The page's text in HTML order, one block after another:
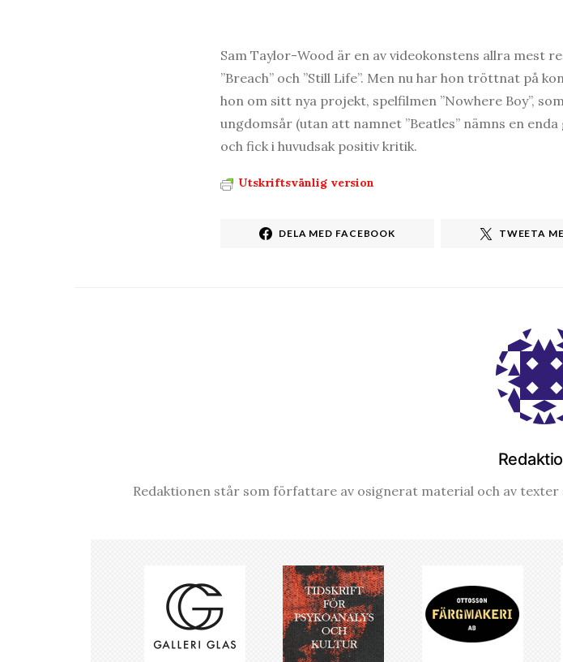
Sam Taylor-Wood är en av videokonstens allra mest
”Breach” och ”Still Life”. Men nu har hon tröttnat på
hon om sitt nya projekt, spelfilmen ”Nowhere Boy”,
ungdomsår (utan att namnet ”Beatles” nämns en
och fick i huvudsak positiv kritik.
Utskriftsvänlig version
DELA MED FACEBOOK TWEETA
Redaktionen står som författare av osignerat material och av